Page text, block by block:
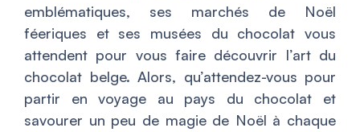
emblématiques, ses marchés de Noël
féeriques et ses musées du chocolat vous
attendent pour vous faire découvrir l’art du
chocolat belge. Alors, qu’attendez-vous pour
partir en voyage au pays du chocolat et
savourer un peu de magie de Noël à chaque